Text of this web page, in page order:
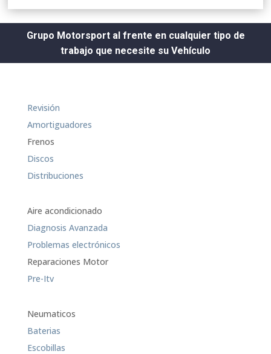
Grupo Motorsport al frente en cualquier tipo de
trabajo que necesite su Vehículo
Revisión
Amortiguadores
Frenos
Discos
Distribuciones
Aire acondicionado
Diagnosis Avanzada
Problemas electrónicos
Reparaciones Motor
Pre-Itv
Neumaticos
Baterias
Escobillas